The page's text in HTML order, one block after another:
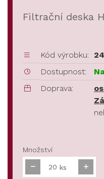
Filtrační deska
Kód výrobku:
Dostupnost:
Doprava:
Množství
ks